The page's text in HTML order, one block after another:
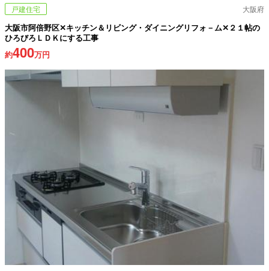
戸建住宅 大阪府
大阪市阿倍野区✕キッチン＆リビング・ダイニングリフォ－ム✕２１帖の
ひろびろＬＤＫにする工事
約400万円